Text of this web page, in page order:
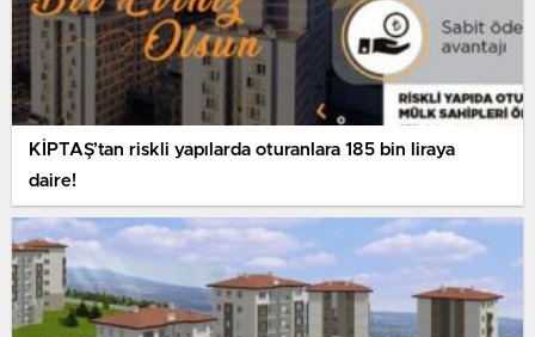
KİPTAŞ’tan riskli yapılarda oturanlara 185 bin liraya
daire!